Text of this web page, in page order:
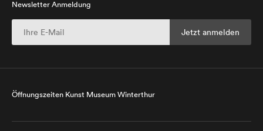
Newsletter Anmeldung
Öffnungszeiten Kunst Museum Winterthur